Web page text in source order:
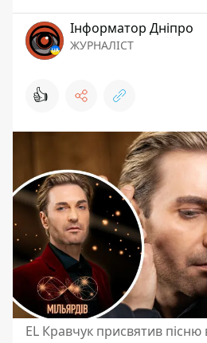
Інформатор Дніпро
ЖУРНАЛІСТ
👍
EL Кравчук присвятив пісню